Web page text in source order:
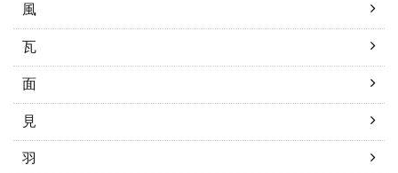
風
瓦
面
見
羽